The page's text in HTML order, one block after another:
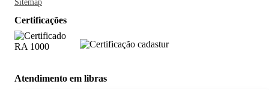
Sitemap
Certificações
Atendimento em libras